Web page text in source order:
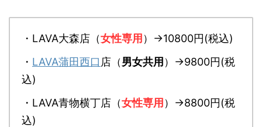
・LAVA大森店（女性専用 ）→10800円(税込)
・ LAVA蒲田西口 店（男女共用 ）→9800円(税
込)
・LAVA青物横丁店（女性専用 ）→8800円(税
込)